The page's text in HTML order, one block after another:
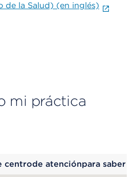
de la Salud) (en inglés)
mi práctica
centrode atenciónpara saber